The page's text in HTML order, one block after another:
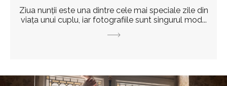
Ziua nunții este una dintre cele mai speciale zile din
viața unui cuplu, iar fotografiile sunt singurul mod...